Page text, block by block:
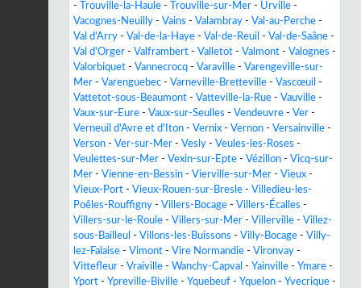
-
Trouville-la-Haule - Trouville-sur-Mer - Urville -
Vacognes-Neuilly - Vains - Valambray - Val-au-Perche -
Val d'Arry - Val-de-la-Haye - Val-de-Reuil - Val-de-Saâne -
Val d'Orger - Valframbert - Valletot - Valmont - Valognes -
Valorbiquet - Vannecrocq - Varaville - Varengeville-sur-
Mer - Varenguebec - Varneville-Bretteville - Vascœuil -
Vattetot-sous-Beaumont - Vatteville-la-Rue - Vauville -
Vaux-sur-Eure - Vaux-sur-Seulles - Vendeuvre - Ver -
Verneuil d'Avre et d'Iton - Vernix - Vernon - Versainville -
Verson - Ver-sur-Mer - Vesly - Veules-les-Roses -
Veulettes-sur-Mer - Vexin-sur-Epte - Vézillon - Vicq-sur-
Mer - Vienne-en-Bessin - Vierville-sur-Mer - Vieux -
Vieux-Port - Vieux-Rouen-sur-Bresle - Villedieu-les-
Poêles-Rouffigny - Villers-Bocage - Villers-Écalles -
Villers-sur-le-Roule - Villers-sur-Mer - Villerville - Villez-
sous-Bailleul - Villons-les-Buissons - Villy-Bocage - Villy-
lez-Falaise - Vimont - Vire Normandie - Vironvay -
Vittefleur - Vraiville - Wanchy-Capval - Yainville - Ymare -
Yport - Ypreville-Biville - Yquebeuf - Yquelon - Yvecrique -